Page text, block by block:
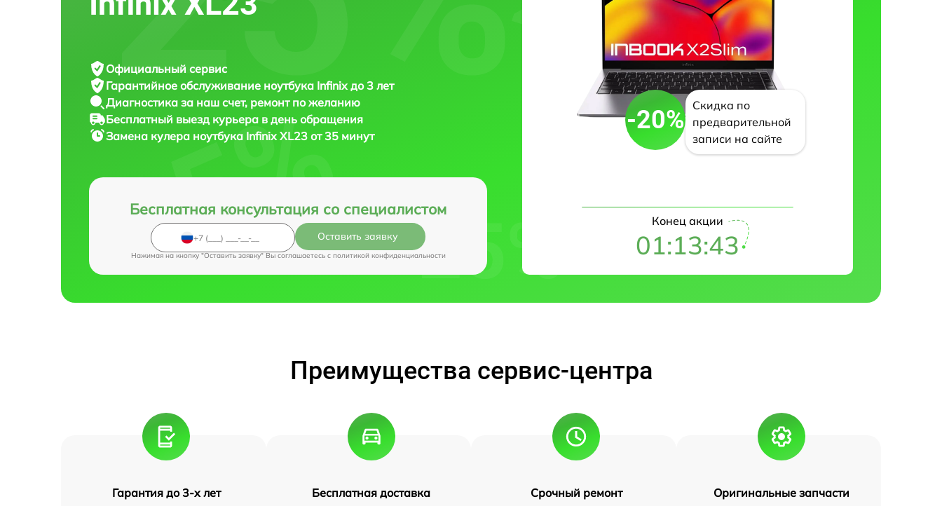
Официальный сервис
Гарантийное обслуживание ноутбука Infinix до 3 лет
Диагностика за наш счет, ремонт по желанию
Бесплатный выезд курьера в день обращения
Замена кулера ноутбука Infinix XL23 от 35 минут
Бесплатная консультация со специалистом
Оставить заявку
Нажимая на кнопку "Оставить заявку" Вы соглашаетесь c политикой конфиденциальности
-20%
Скидка по
предварительной
записи на сайте
Конец акции
01:13:42
Преимущества сервис-центра
Гарантия до 3-х лет Бесплатная доставка Срочный ремонт Оригинальные запчасти